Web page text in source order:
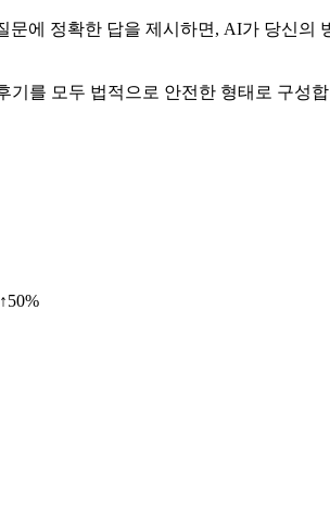
에 정확한 답을 제시하면, AI가 당신의
를 모두 법적으로 안전한 형태로 구성